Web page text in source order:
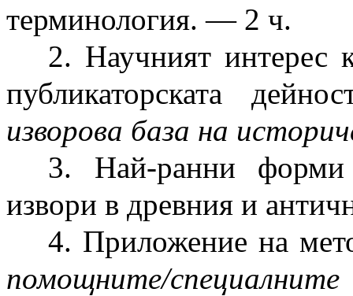
терминология. — 2 ч.
2. Научният интерес
публикаторската
изворова база на
3. Най-ранни форми
извори в древния и
4. Приложение на
помощните/